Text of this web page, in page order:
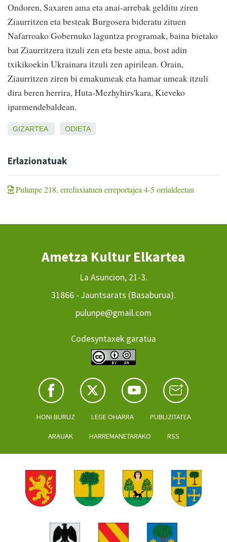
Ondoren, Saxaren ama eta anai-arrebak gelditu ziren
Ziaurritzen eta besteak Burgosera bideratu zituen
Nafarroako Gobernuko laguntza programak, baina bietako
bat Ziaurritzera itzuli zen eta beste ama, bost adin
txikikoekin Ukrainara itzuli zen apirilean. Orain,
Ziaurritzen ziren bi emakumeak eta hamar umeak itzuli
dira beren herrira, Huta-Mezhyhirs'kara, Kieveko
iparmendebaldean.
GIZARTEA ODIETA
Erlazionatuak
Pulunpe 218, errefuxiatuen erreportajea 4-5 orrialdeetan
Ametza Kultur Elkartea
La Asuncion, 21-3.
31866 - Jauntsarats (Basaburua).
pulunpe@gmail.com
Codesyntaxek garatua
HONI BURUZ LEGE OHARRA PUBLIZITATEA
ARAUAK HARREMANETARAKO RSS